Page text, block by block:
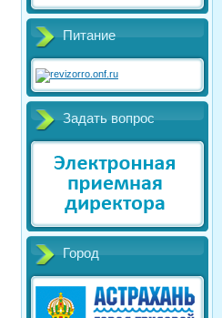
Питание
Задать вопрос
Город